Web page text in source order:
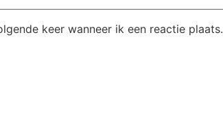
keer wanneer ik een reactie plaats.